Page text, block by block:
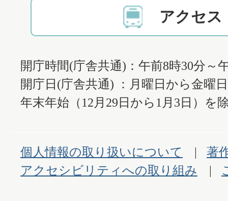
アクセス
開庁時間(庁舎共通)：午前8時30分～
開庁日(庁舎共通) ：月曜日から金曜
年末年始（12月29日から1月3日）を
個人情報の取り扱いについて
著
アクセシビリティへの取り組み